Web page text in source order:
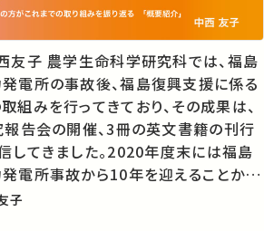
究科では、福島
電所の事故後、福島復興支援に係る
組みを行ってきており、その成果は、
告会の開催、3冊の英文書籍の刊行
してきました。2020年度末には福島
電所事故から10年を迎えることか
クトを総括し、これまでの取り組みの
するためのシンポジウムを開催しま
子